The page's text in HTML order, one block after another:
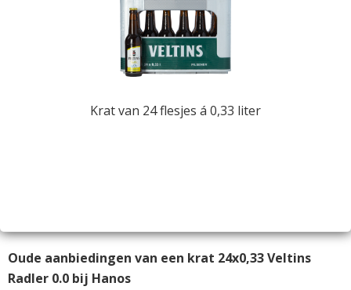
Krat van 24 flesjes á 0,33 liter
Oude aanbiedingen van een krat 24x0,33 Veltins
Radler 0.0 bij Hanos